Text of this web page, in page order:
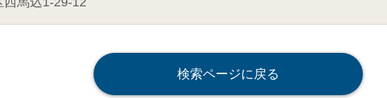
検索ページに戻る